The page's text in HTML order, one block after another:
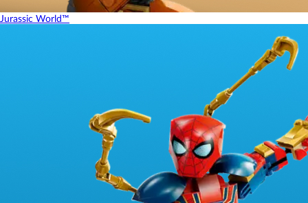
Jurassic World™